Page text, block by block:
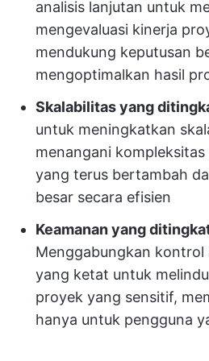
analisis lanjutan untuk
mengevaluasi kinerja
mendukung keputusan
mengoptimalkan hasil
Skalabilitas yang
untuk meningkatkan
menangani
yang terus bertambah
besar secara efisien
Keamanan yang
Menggabungkan kontrol
yang ketat untuk
proyek yang sensitif,
hanya untuk pengguna